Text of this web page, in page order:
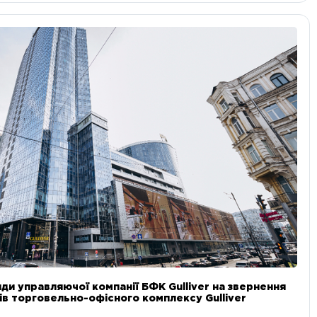
управляючої компанії БФК Gulliver на звернення
торговельно-офісного комплексу Gulliver